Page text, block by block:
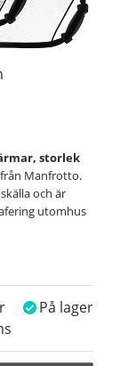
Saldo
storlek
Manfrotto.
och är
utomhus
På lager